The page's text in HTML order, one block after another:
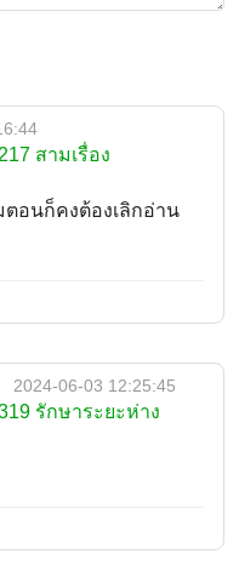
สามเรื่อง
อนก็คงต้องเลิกอ่าน
2024-06-03 12:25:45
รักษาระยะห่าง